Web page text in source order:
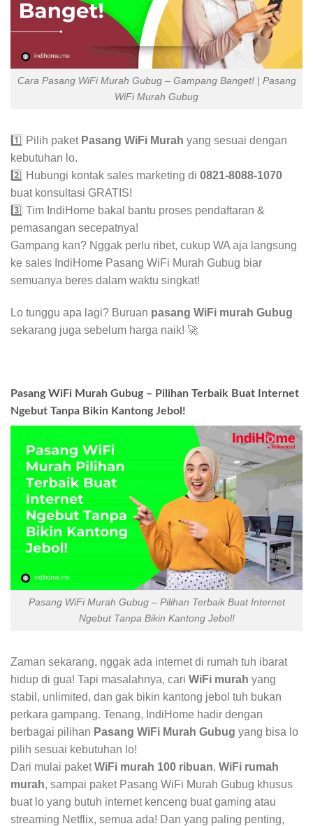
Cara Pasang WiFi Murah Gubug – Gampang Banget! | Pasang
WiFi Murah Gubug
1️⃣ Pilih paket Pasang WiFi Murah yang sesuai dengan
kebutuhan lo.
2️⃣ Hubungi kontak sales marketing di 0821-8088-1070
buat konsultasi GRATIS!
3️⃣ Tim IndiHome bakal bantu proses pendaftaran &
pemasangan secepatnya!
Gampang kan? Nggak perlu ribet, cukup WA aja langsung
ke sales IndiHome Pasang WiFi Murah Gubug biar
semuanya beres dalam waktu singkat!
Lo tunggu apa lagi? Buruan pasang WiFi murah Gubug
sekarang juga sebelum harga naik! 🚀
Pasang WiFi Murah Gubug – Pilihan Terbaik Buat Internet
Ngebut Tanpa Bikin Kantong Jebol!
Pasang WiFi Murah Gubug – Pilihan Terbaik Buat Internet
Ngebut Tanpa Bikin Kantong Jebol!
Zaman sekarang, nggak ada internet di rumah tuh ibarat
hidup di gua! Tapi masalahnya, cari WiFi murah yang
stabil, unlimited, dan gak bikin kantong jebol tuh bukan
perkara gampang. Tenang, IndiHome hadir dengan
berbagai pilihan Pasang WiFi Murah Gubug yang bisa lo
pilih sesuai kebutuhan lo!
Dari mulai paketWiFi murah 100 ribuan, WiFi rumah
murah, sampai paket Pasang WiFi Murah Gubug khusus
buat lo yang butuh internet kenceng buat gaming atau
streaming Netflix, semua ada! Dan yang paling penting,